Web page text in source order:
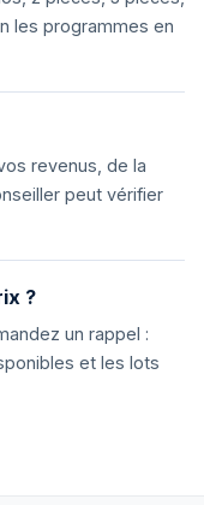
les programmes en
revenus, de la
peut vérifier
?
un rappel :
et les lots